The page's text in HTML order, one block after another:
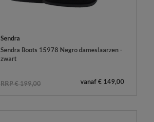
Sendra
Sendra Boots 15978 Negro dameslaarzen -
zwart
RRP € 199,00 vanaf € 149,00